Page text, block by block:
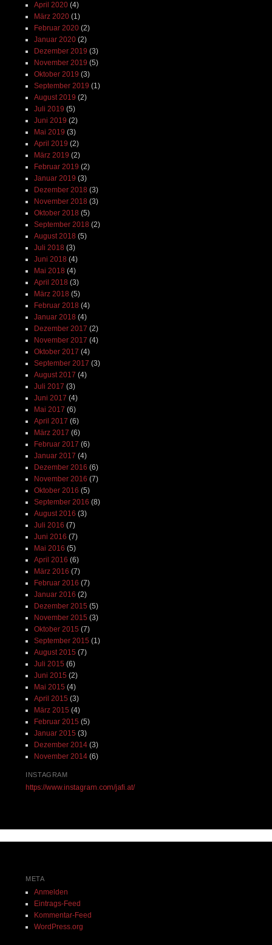
April 2020(4)
März 2020(1)
Februar 2020(2)
Januar 2020(2)
Dezember 2019 (3)
November 2019 (5)
Oktober 2019 (3)
September 2019 (1)
August 2019 (2)
Juli 2019 (5)
Juni 2019 (2)
Mai 2019 (3)
April 2019 (2)
März 2019 (2)
Februar 2019 (2)
Januar 2019 (3)
Dezember 2018 (3)
November 2018 (3)
Oktober 2018 (5)
September 2018 (2)
August 2018 (5)
Juli 2018 (3)
Juni 2018 (4)
Mai 2018 (4)
April 2018 (3)
März 2018 (5)
Februar 2018 (4)
Januar 2018 (4)
Dezember 2017 (2)
November 2017 (4)
Oktober 2017 (4)
September 2017 (3)
August 2017 (4)
Juli 2017 (3)
Juni 2017 (4)
Mai 2017 (6)
April 2017 (6)
März 2017 (6)
Februar 2017 (6)
Januar 2017 (4)
Dezember 2016 (6)
November 2016 (7)
Oktober 2016 (5)
September 2016 (8)
August 2016 (3)
Juli 2016 (7)
Juni 2016 (7)
Mai 2016 (5)
April 2016 (6)
März 2016 (7)
Februar 2016 (7)
Januar 2016 (2)
Dezember 2015 (5)
November 2015 (3)
Oktober 2015 (7)
September 2015 (1)
August 2015 (7)
Juli 2015 (6)
Juni 2015 (2)
Mai 2015 (4)
April 2015 (3)
März 2015 (4)
Februar 2015 (5)
Januar 2015 (3)
Dezember 2014(3)
November 2014(6)
INSTAGRAM
https://www.instagram.com/jafi.at/
META
Anmelden
Eintrags-Feed
Kommentar-Feed
WordPress.org